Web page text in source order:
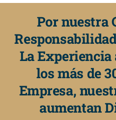
Por nuestra
La Experiencia
los más de
Empresa,
aumentan